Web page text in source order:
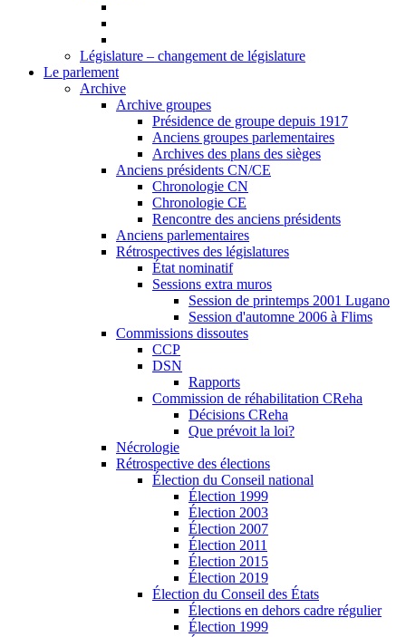
Législature – changement de législature
Le parlement
Archive
Archive groupes
Présidence de groupe depuis 1917
Anciens groupes parlementaires
Archives des plans des sièges
Anciens présidents CN/CE
Chronologie CN
Chronologie CE
Rencontre des anciens présidents
Anciens parlementaires
Rétrospectives des législatures
État nominatif
Sessions extra muros
Session de printemps 2001 Lugano
Session d'automne 2006 à Flims
Commissions dissoutes
CCP
DSN
Rapports
Commission de réhabilitation CReha
Décisions CReha
Que prévoit la loi?
Nécrologie
Rétrospective des élections
Élection du Conseil national
Élection 1999
Élection 2003
Élection 2007
Élection 2011
Élection 2015
Élection 2019
Élection du Conseil des États
Élections en dehors cadre régulier
Élection 1999